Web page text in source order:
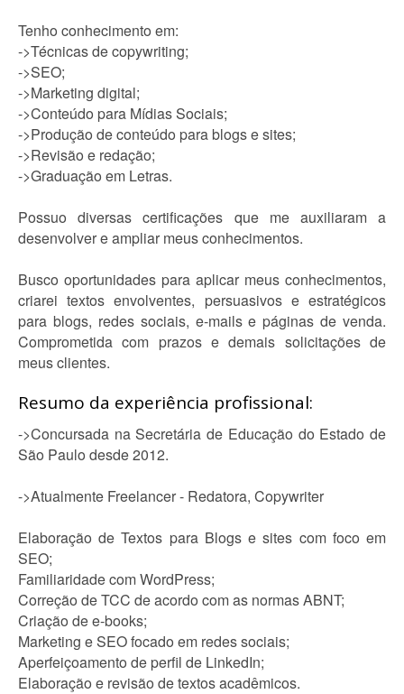
Tenho conhecimento em:
->Técnicas de copywriting;
->SEO;
->Marketing digital;
->Conteúdo para Mídias Sociais;
->Produção de conteúdo para blogs e sites;
->Revisão e redação;
->Graduação em Letras.
Possuo diversas certificações que me auxiliaram a
desenvolver e ampliar meus conhecimentos.
Busco oportunidades para aplicar meus conhecimentos,
criarei textos envolventes, persuasivos e estratégicos
para blogs, redes sociais, e-mails e páginas de venda.
Comprometida com prazos e demais solicitações de
meus clientes.
Resumo da experiência profissional:
->Concursada na Secretária de Educação do Estado de
São Paulo desde 2012.
->Atualmente Freelancer - Redatora, Copywriter
Elaboração de Textos para Blogs e sites com foco em
SEO;
Familiaridade com WordPress;
Correção de TCC de acordo com as normas ABNT;
Criação de e-books;
Marketing e SEO focado em redes sociais;
Aperfeiçoamento de perfil de LinkedIn;
Elaboração e revisão de textos acadêmicos.